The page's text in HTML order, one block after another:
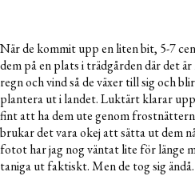
När de kommit upp en liten bit, 5-7
dem på en plats i trädgården där det
regn och vind så de växer till sig och
plantera ut i landet. Luktärt klarar
fint att ha dem ute genom
brukar det vara okej att sätta ut dem
fotot har jag nog väntat lite för länge
taniga ut faktiskt. Men de tog sig ändå.